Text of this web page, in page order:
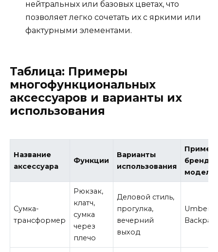
нейтральных или базовых цветах, что
позволяет легко сочетать их с яркими или
фактурными элементами.
Таблица: Примеры
многофункциональных
аксессуаров и варианты их
использования
Название
аксессуара
Функции
Варианты
использования
Пример
бренда/
модели
Сумка-
трансформер
Рюкзак,
клатч,
сумка
через
плечо
Деловой стиль,
прогулка,
вечерний
выход
Umber